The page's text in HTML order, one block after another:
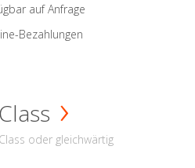
auf Anfrage
Bezahlungen
oder gleichwärtig